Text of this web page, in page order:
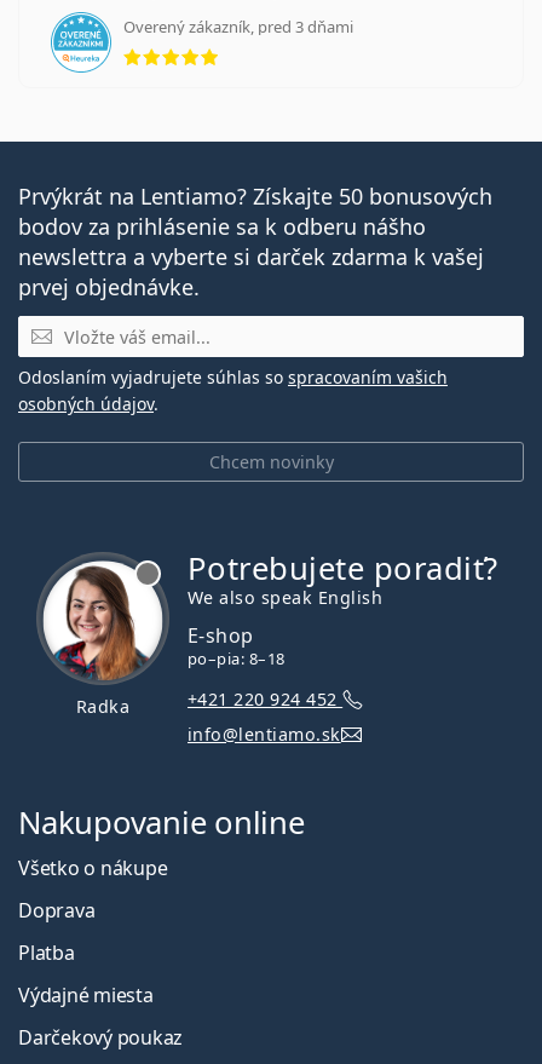
Overený zákazník, pred 3 dňami
hodnotenie 5 z 5
Prvýkrát na Lentiamo? Získajte 50 bonusových
bodov za prihlásenie sa k odberu nášho
newslettra a vyberte si darček zdarma k vašej
prvej objednávke.
E-mail
Chcem novinky
Odoslaním vyjadrujete súhlas so spracovaním vašich
osobných údajov.
Radka
Potrebujete poradiť?
We also speak English
E-shop
po–pia: 8–18
+421 220 924 452
info@lentiamo.sk
Nakupovanie online
Všetko o nákupe
Doprava
Platba
Výdajné miesta
Darčekový poukaz